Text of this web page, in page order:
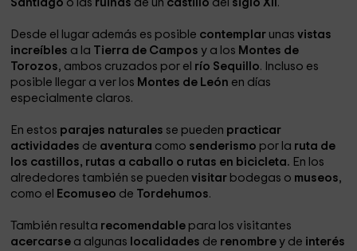
Santiago o las ruinas de un castillo del siglo XII .
Desde el lugar además es posible contemplar unasvistas
increíbles a la Tierra de Campos y a los Montes de
Torozos, ambos cruzados por el río Sequillo. Incluso es
posible llegar a ver los Montes de León en días
especialmente claros.
En estos parajes naturales se pueden practicar
actividades de aventura como senderismo por la ruta de
los castillos, rutas a caballo o rutas en bicicleta. En los
alrededores también se puedenvisitar bodegas o museos,
como el
Ecomuseo de Tordehumos.
También resulta recomendable para los visitantes
acercarse a algunas localidades de renombrey de interés